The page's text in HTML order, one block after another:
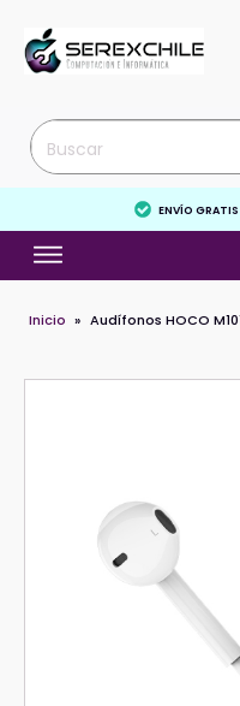
ENVÍO
Inicio » Audífonos HOCO